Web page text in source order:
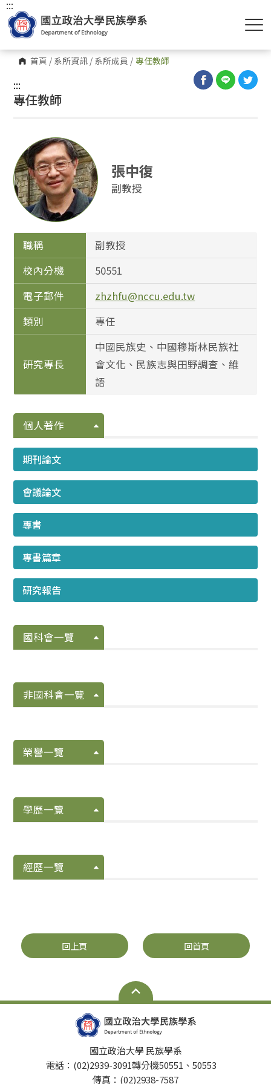
首頁 / 系所資訊 / 系所成員 / 專任教師
:::
:::
專任教師
張中復
副教授
職稱
副教授
校內分機
50551
電子郵件
zhzhfu@nccu.edu.tw
類別
專任
研究專長
中國民族史、中國穆斯林民族社
會文化、民族志與田野調查、維
語
個人著作
期刊論文
會議論文
專書
專書篇章
研究報告
國科會一覽
非國科會一覽
榮譽一覽
學歷一覽
經歷一覽
回上頁 回首頁
國立政治大學 民族學系
電話：(02)2939-3091轉分機50551、50553
傳真：(02)2938-7587